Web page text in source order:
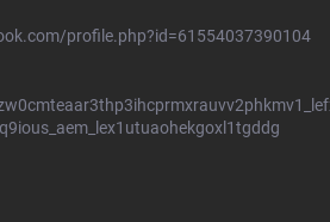
profile.php?id=61554037390104